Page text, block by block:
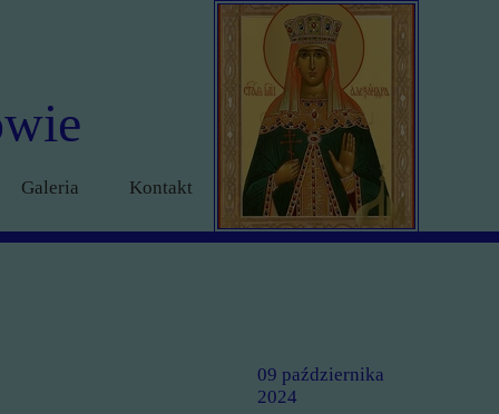
09 października
2024
Galeria Kontakt